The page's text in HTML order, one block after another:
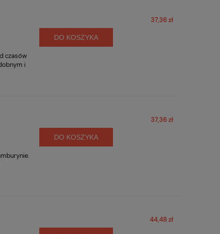
czasów
i
37,36 zł
DO KOSZYKA
37,36 zł
DO KOSZYKA
44,48 zł